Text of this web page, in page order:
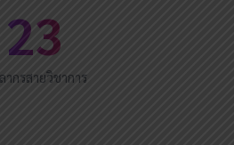
23
ากรสายวิชาการ